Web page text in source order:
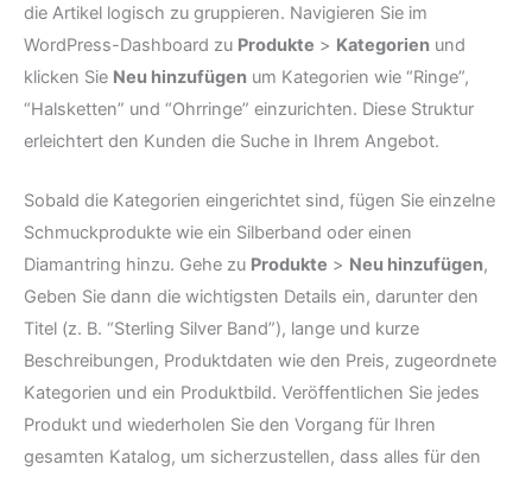
die Artikel logisch zu gruppieren. Navigieren Sie im
WordPress-Dashboard zu Produkte > Kategorien und
klicken Sie Neu hinzufügen um Kategorien wie “Ringe”,
“Halsketten” und “Ohrringe” einzurichten. Diese Struktur
erleichtert den Kunden die Suche in Ihrem Angebot.
Sobald die Kategorien eingerichtet sind, fügen Sie einzelne
Schmuckprodukte wie ein Silberband oder einen
Diamantring hinzu. Gehe zu Produkte > Neu hinzufügen,
Geben Sie dann die wichtigsten Details ein, darunter den
Titel (z. B. “Sterling Silver Band”), lange und kurze
Beschreibungen, Produktdaten wie den Preis, zugeordnete
Kategorien und ein Produktbild. Veröffentlichen Sie jedes
Produkt und wiederholen Sie den Vorgang für Ihren
gesamten Katalog, um sicherzustellen, dass alles für den